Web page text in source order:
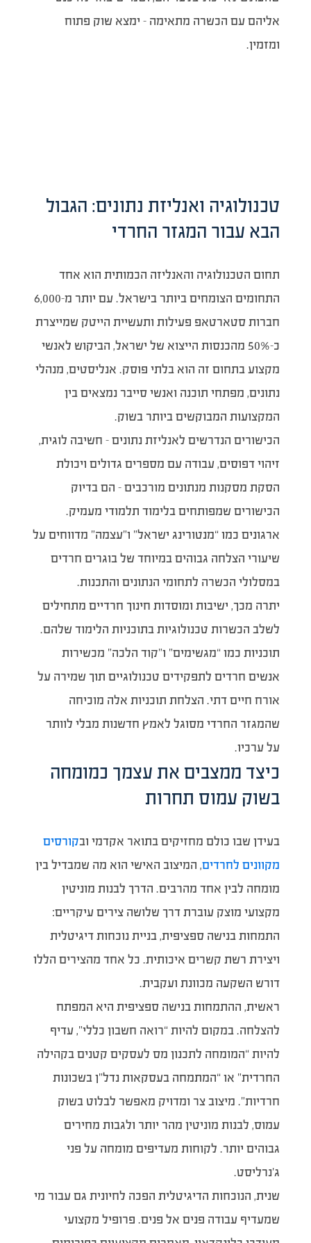
אליהם עם הכשרה מתאימה – ימצא שוק פתוח
ומזמין.
טכנולוגיה ואנליזת נתונים: הגבול
הבא עבור המגזר החרדי
תחום הטכנולוגיה והאנליזה הכמותית הוא אחד
התחומים הצומחים ביותר בישראל. עם יותר מ-6,000
חברות סטארטאפ פעילות ותעשיית הייטק שמייצרת
כ-50% מהכנסות הייצוא של ישראל, הביקוש לאנשי
מקצוע בתחום זה הוא בלתי פוסק. אנליסטים, מנהלי
נתונים, מפתחי תוכנה ואנשי סייבר נמצאים בין
המקצועות המבוקשים ביותר בשוק.
הכישורים הנדרשים לאנליזת נתונים – חשיבה לוגית,
זיהוי דפוסים, עבודה עם מספרים גדולים ויכולת
הסקת מסקנות מנתונים מורכבים – הם בדיוק
הכישורים שמפותחים בלימוד תלמודי מעמיק.
ארגונים כמו “מנטורינג ישראל” ו”עצמה” מדווחים על
שיעורי הצלחה גבוהים במיוחד של בוגרים חרדים
במסלולי הכשרה לתחומי הנתונים והתכנות.
יתרה מכך, ישיבות ומוסדות חינוך חרדיים מתחילים
לשלב הכשרות טכנולוגיות בתוכניות הלימוד שלהם.
תוכניות כמו “מגשימים” ו”קוד הלכה” מכשירות
אנשים חרדים לתפקידים טכנולוגיים תוך שמירה על
אורח חיים דתי. הצלחת תוכניות אלה מוכיחה
שהמגזר החרדי מסוגל לאמץ חדשנות מבלי לוותר
על ערכיו.
כיצד ממצבים את עצמך כמומחה
בשוק עמוס תחרות
בעידן שבו כולם מחזיקים בתואר אקדמי ובקורסים
מקוונים לחרדים, המיצוב האישי הוא מה שמבדיל בין
מומחה לבין אחד מהרבים. הדרך לבנות מוניטין
מקצועי מוצק עוברת דרך שלושה צירים עיקריים:
התמחות בנישה ספציפית, בניית נוכחות דיגיטלית
ויצירת רשת קשרים איכותית. כל אחד מהצירים הללו
דורש השקעה מכוונת ועקבית.
ראשית, ההתמחות בנישה ספציפית היא המפתח
להצלחה. במקום להיות “רואה חשבון כללי”, עדיף
להיות “המומחה לתכנון מס לעסקים קטנים בקהילה
החרדית” או “המתמחה בעסקאות נדל”ן בשכונות
חרדיות”. מיצוב צר ומדויק מאפשר לבלוט בשוק
עמוס, לבנות מוניטין מהר יותר ולגבות מחירים
גבוהים יותר. לקוחות מעדיפים מומחה על פני
ג’נרליסט.
שנית, הנוכחות הדיגיטלית הפכה לחיונית גם עבור מי
שמעדיף עבודה פנים אל פנים. פרופיל מקצועי